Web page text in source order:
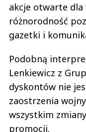
akcje otwarte dla
różnorodność
gazetki i
Podobną
Lenkiewicz z
dyskontów nie
zaostrzenia
wszystkim
promocji.